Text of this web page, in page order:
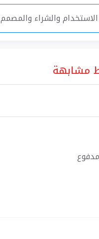
والشراء والمصمم
مشابهة